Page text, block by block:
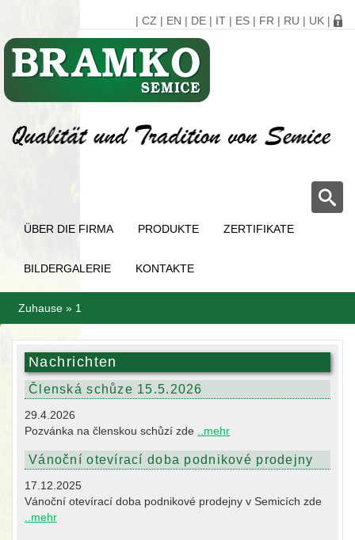
| CZ | EN | DE | IT | ES | FR | RU | UK |
ÜBER DIE FIRMA PRODUKTE ZERTIFIKATE
BILDERGALERIE KONTAKTE
Zuhause » 1
Nachrichten
Členská schůze 15.5.2026
29.4.2026
Pozvánka na členskou schůzí zde
..mehr
Vánoční otevírací doba podnikové prodejny
17.12.2025
Vánoční otevírací doba podnikové prodejny v Semicích zde
..mehr